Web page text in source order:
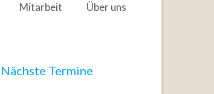
Mitarbeit Über uns
Nächste Termine